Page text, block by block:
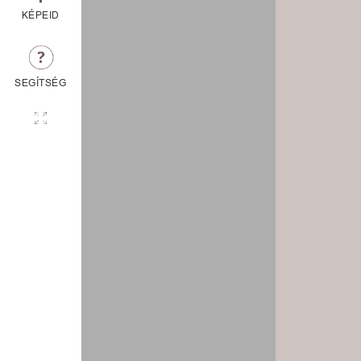
KÉPEID
SEGÍTSÉG